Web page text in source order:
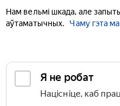
Нам вельмі шкада, але
аўтаматычных.
Чаму гэта
Я не робат
Націсніце, каб